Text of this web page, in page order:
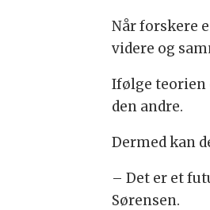
Når forskere
videre og
Ifølge teorien
den andre.
Dermed kan
– Det er et
Sørensen.